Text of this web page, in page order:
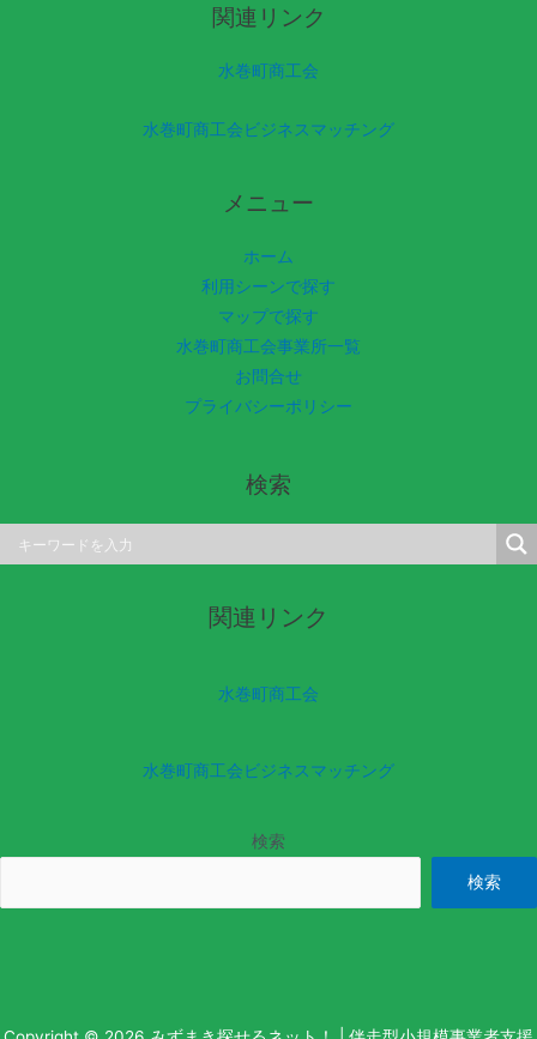
関連リンク
水巻町商工会
水巻町商工会ビジネスマッチング
メニュー
ホーム
利用シーンで探す
マップで探す
水巻町商工会事業所一覧
お問合せ
プライバシーポリシー
検索
関連リンク
水巻町商工会
水巻町商工会ビジネスマッチング
検索
検索